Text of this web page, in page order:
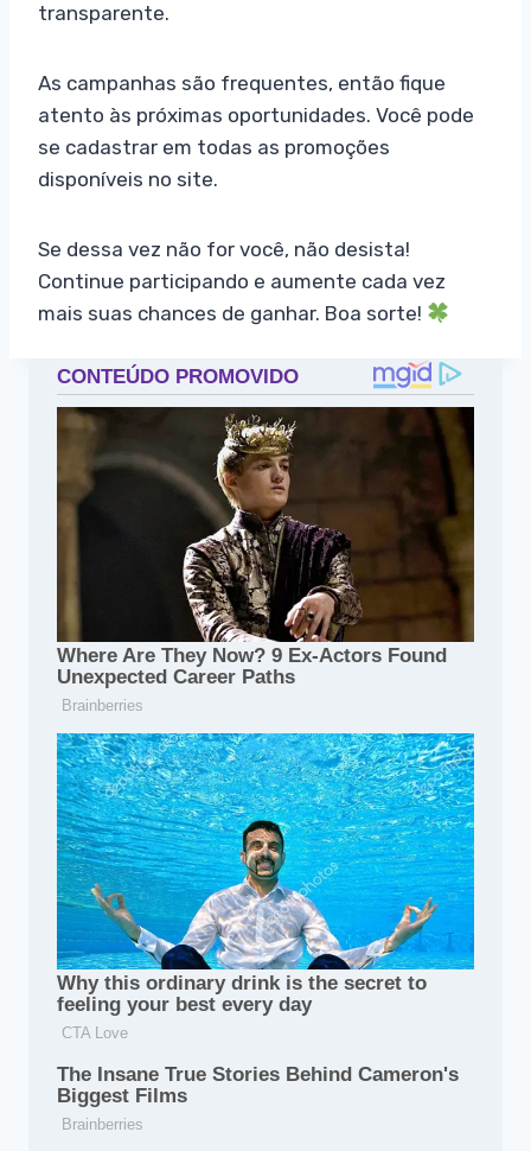
transparente.
As campanhas são frequentes, então fique
atento às próximas oportunidades. Você pode
se cadastrar em todas as promoções
disponíveis no site.
Se dessa vez não for você, não desista!
Continue participando e aumente cada vez
mais suas chances de ganhar. Boa sorte!